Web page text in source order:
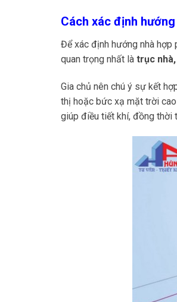
Cách xác định
Để xác định hướng nhà hợp
quan trọng nhất là trục
Gia chủ nên chú ý sự kết
thị hoặc bức xạ mặt trời
giúp điều tiết khí, đồng thời